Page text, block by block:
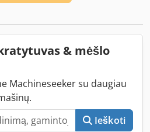
& mėšlo
Machineseeker su daugiau
Ieškoti